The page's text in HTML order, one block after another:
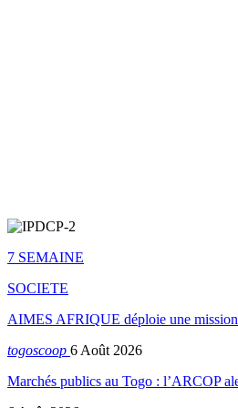
7 SEMAINE
SOCIETE
AIMES AFRIQUE déploie une
togoscoop 6 Août 2026
Marchés publics au Togo : l’ARCOP